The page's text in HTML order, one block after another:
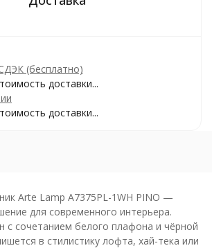
(бесплатно)
доставки...
доставки...
Arte Lamp A7375PL-1WH PINO —
для современного интерьера.
с сочетанием белого плафона и чёрной
в стилистику лофта, хай-тека или